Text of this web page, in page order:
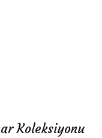
Koleksiyonu